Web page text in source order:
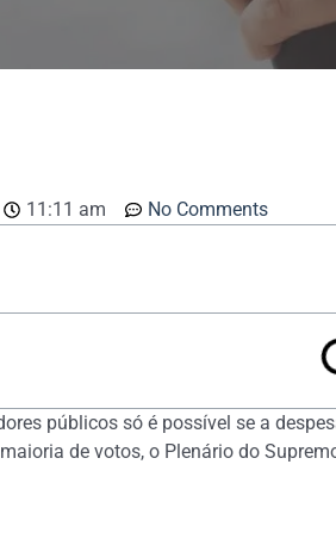
11:11 am No Comments
públicos só é possível se a
de votos, o Plenário do